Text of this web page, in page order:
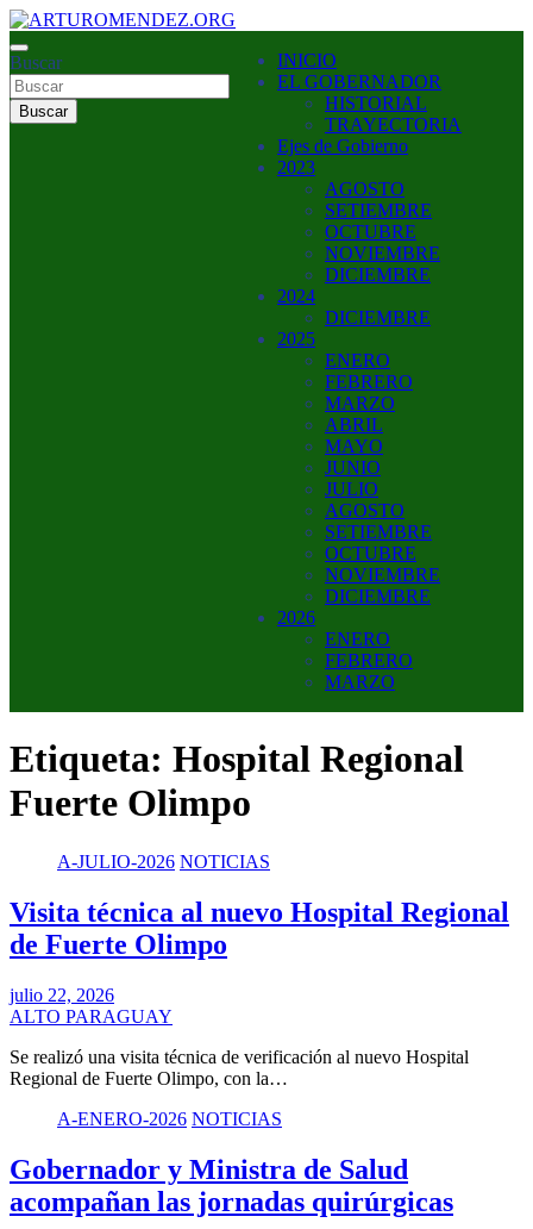
Saltar
al
contenido
ARTUROMENDEZ.ORG
ARTURO MENDEZ GOBERNADOR 2023
Buscar
Buscar
INICIO
EL GOBERNADOR
HISTORIAL
TRAYECTORIA
Ejes de Gobierno
2023
AGOSTO
SETIEMBRE
OCTUBRE
NOVIEMBRE
DICIEMBRE
2024
DICIEMBRE
2025
ENERO
FEBRERO
MARZO
ABRIL
MAYO
JUNIO
JULIO
AGOSTO
SETIEMBRE
OCTUBRE
NOVIEMBRE
DICIEMBRE
2026
ENERO
FEBRERO
MARZO
Etiqueta: Hospital Regional
Fuerte Olimpo
A-JULIO-2026 NOTICIAS
Visita técnica al nuevo Hospital Regional
de Fuerte Olimpo
julio 22, 2026
ALTO PARAGUAY
Se realizó una visita técnica de verificación al nuevo Hospital
Regional de Fuerte Olimpo, con la…
A-ENERO-2026 NOTICIAS
Gobernador y Ministra de Salud
acompañan las jornadas quirúrgicas